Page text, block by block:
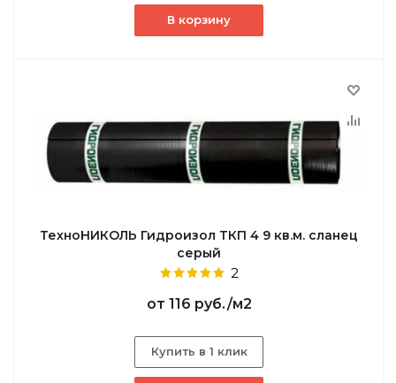
В корзину
ТехноНИКОЛЬ Гидроизол ТКП 4 9 кв.м. сланец
серый
2
от 116 руб./м2
Купить в 1 клик